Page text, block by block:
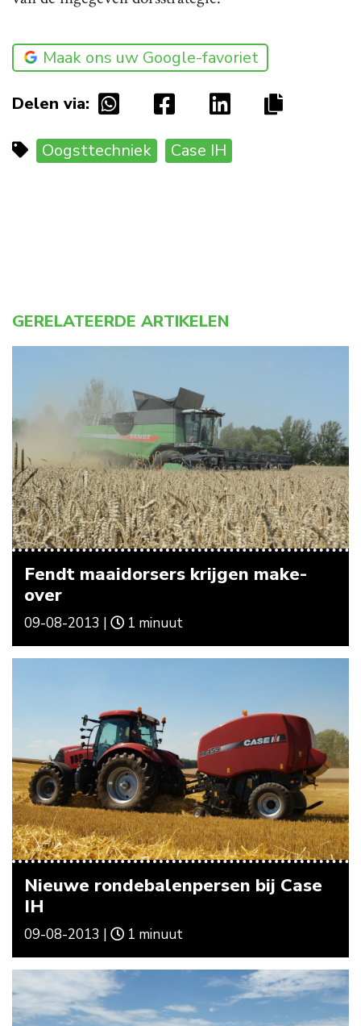
Maak ons uw Google-favoriet
Delen via:
Oogsttechniek Case IH
GERELATEERDE ARTIKELEN
Fendt maaidorsers krijgen make-
over
09-08-2013 | 1 minuut
Nieuwe rondebalenpersen bij Case
IH
09-08-2013 | 1 minuut